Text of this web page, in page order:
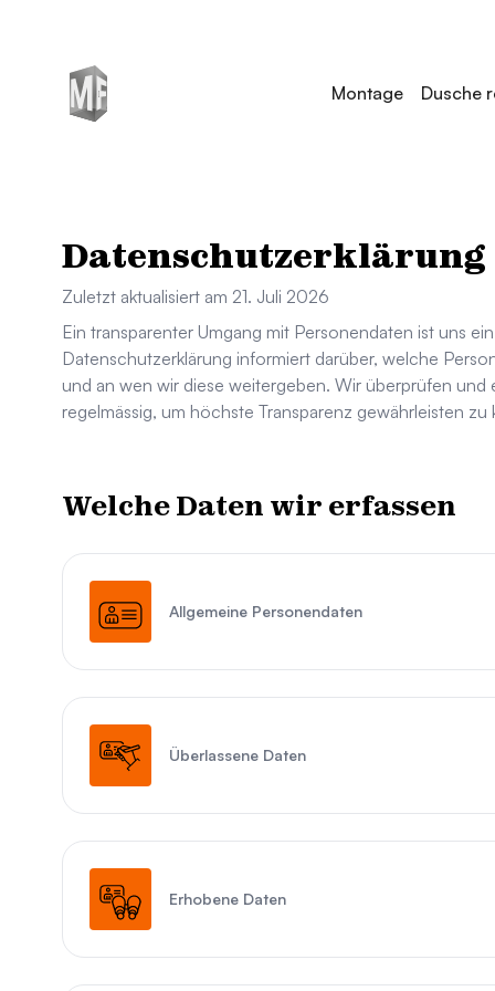
Montage Dusche
Datenschutzerklärung
Zuletzt aktualisiert am 21. Juli 2026
Ein transparenter Umgang mit Personendaten ist uns
Datenschutzerklärung informiert darüber, welche
und an wen wir diese weitergeben. Wir überprüfen
regelmässig, um höchste Transparenz gewährleisten zu
Welche Daten wir erfassen
Allgemeine Personendaten
Überlassene Daten
Erhobene Daten